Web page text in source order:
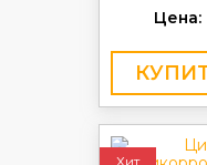
Цена:
Хит